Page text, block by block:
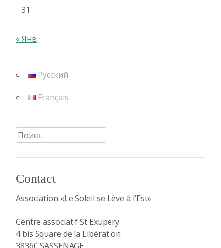
31
« Янв
Русский
Français
Найти:
Contact
Association «Le Soleil se Lève à l’Est»
Centre associatif St Exupéry
4 bis Square de la Libération
38360 SASSENAGE